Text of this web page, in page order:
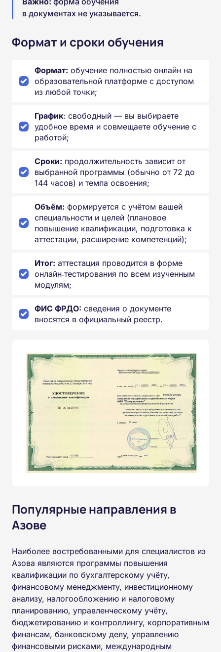
в документах не указывается.
Формат и сроки обучения
Формат: обучение полностью онлайн на
образовательной платформе с доступом
из любой точки;
График: свободный — вы выбираете
удобное время и совмещаете обучение с
работой;
Сроки: продолжительность зависит от
выбранной программы (обычно от 72 до
144 часов) и темпа освоения;
Объём: формируется с учётом вашей
специальности и целей (плановое
повышение квалификации, подготовка к
аттестации, расширение компетенций);
Итог: аттестация проводится в форме
онлайн‑тестирования по всем изученным
модулям;
ФИС ФРДО: сведения о документе
вносятся в официальный реестр.
Популярные направления в
Азове
Наиболее востребованными для специалистов из
Азова являются программы повышения
квалификации по бухгалтерскому учёту,
финансовому менеджменту, инвестиционному
анализу, налогообложению и налоговому
планированию, управленческому учёту,
бюджетированию и контроллингу, корпоративным
финансам, банковскому делу, управлению
финансовыми рисками, международным